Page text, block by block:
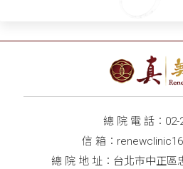
總 院 電 話： 02-
信 箱：
總 院 地 址：台北市中正區